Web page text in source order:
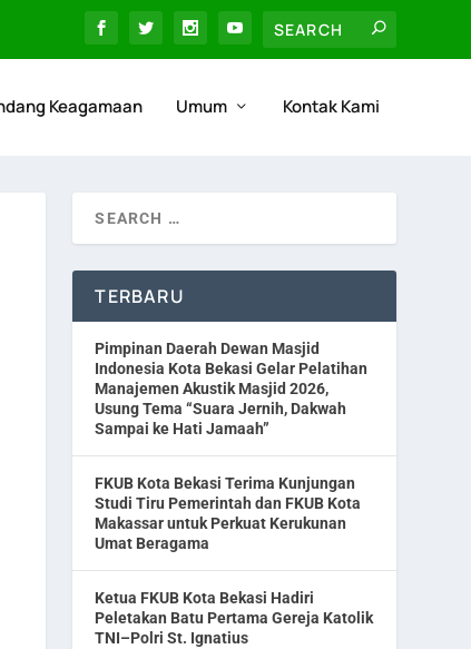
Keagamaan Umum Kontak Kami
TERBARU
Pimpinan Daerah Dewan Masjid
Indonesia Kota Bekasi Gelar Pelatihan
Manajemen Akustik Masjid 2026,
Usung Tema “Suara Jernih, Dakwah
Sampai ke Hati Jamaah”
FKUB Kota Bekasi Terima Kunjungan
Studi Tiru Pemerintah dan FKUB Kota
Makassar untuk Perkuat Kerukunan
Umat Beragama
Ketua FKUB Kota Bekasi Hadiri
Peletakan Batu Pertama Gereja Katolik
TNI–Polri St. Ignatius